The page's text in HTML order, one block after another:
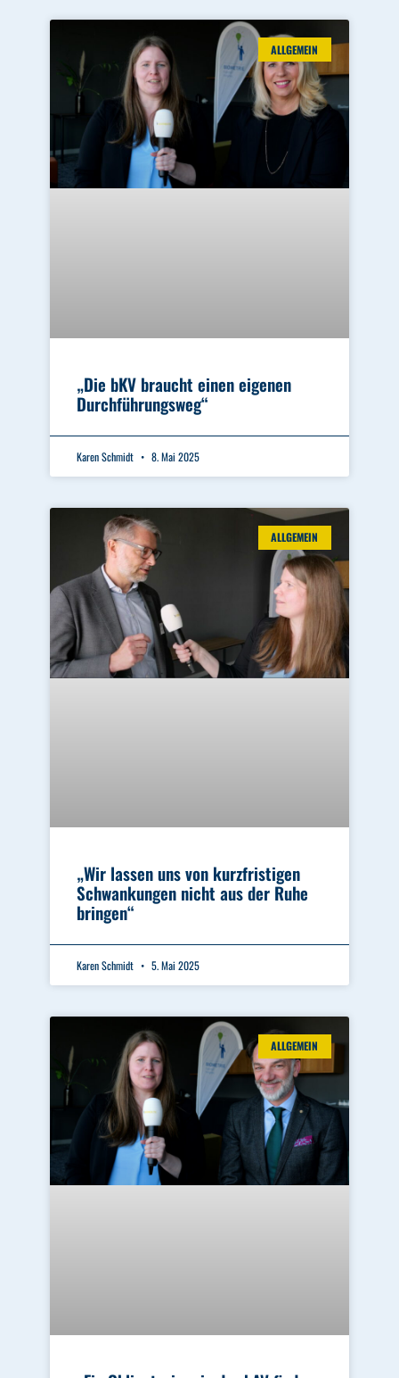
ALLGEMEIN
„Die bKV braucht einen eigenen
Durchführungsweg“
Karen Schmidt 8. Mai 2025
ALLGEMEIN
„Wir lassen uns von kurzfristigen
Schwankungen nicht aus der Ruhe
bringen“
Karen Schmidt 5. Mai 2025
ALLGEMEIN